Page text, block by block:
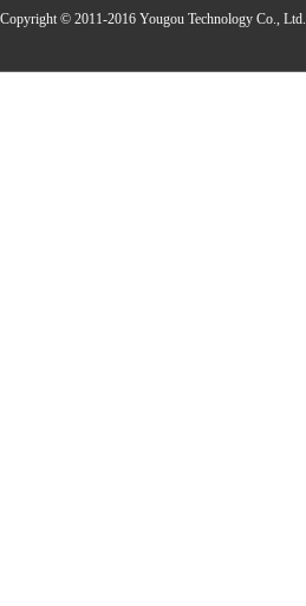
Copyright © 2011-2016 Yougou Technology Co., Ltd.